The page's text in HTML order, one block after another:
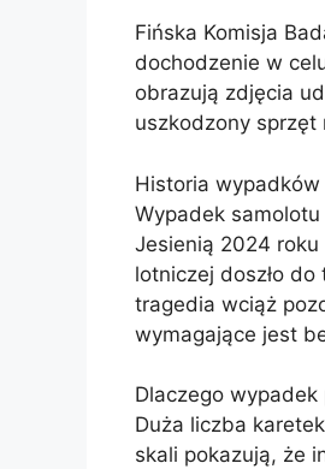
Fińska Komisja
dochodzenie w
obrazują zdjęcia
uszkodzony sprzęt
Historia
Wypadek
Jesienią 2024
lotniczej doszło
tragedia wciąż
wymagające jest
Dlaczego wypadek
Duża liczba
skali pokazują, że